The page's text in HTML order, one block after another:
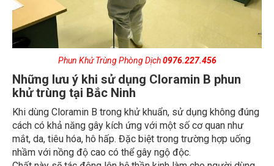
Những lưu ý khi sử dụng Cloramin B phun
khử trùng tại Bắc Ninh
Khi dùng Cloramin B trong khử khuẩn, sử dụng không đúng
cách có khả năng gây kích ứng với một số cơ quan như
mắt, da, tiêu hóa, hô hấp. Đặc biệt trong trường hợp uống
nhầm với nồng độ cao có thể gây ngộ độc.
Chất này sẽ tác động lên hệ thần kinh làm cho người dùng